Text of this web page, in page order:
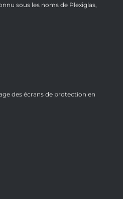
sous les noms de Plexiglas,
des écrans de protection en